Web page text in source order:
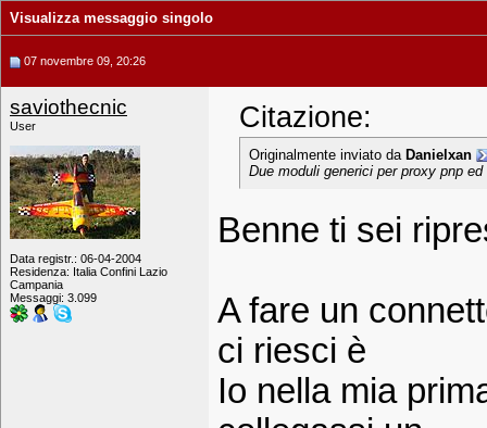
Visualizza messaggio singolo
07 novembre 09, 20:26
saviothecnic
User
Data registr.: 06-04-2004
Residenza: Italia Confini Lazio
Campania
Messaggi: 3.099
Citazione:
Originalmente inviato da Danielxan
Due moduli generici per proxy pnp ed
Benne ti sei
A fare un
ci riesci è
Io nella mia